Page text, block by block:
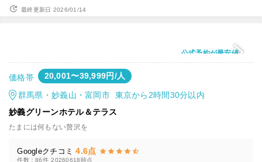
最終更新日 2026/01/14
公式予約が最安値
価格帯 20,001〜39,999円/人
群馬県・妙義山・富岡市 東京から2時間30分以内
妙義グリーンホテル＆テラス
たまには何もない贅沢を
Googleクチコミ 4.6点
件数：86件 20260618時点